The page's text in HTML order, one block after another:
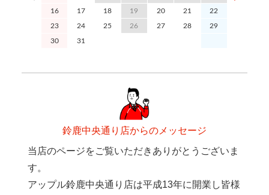
16 17 18 19 20 21 22
23 24 25 26 27 28 29
30 31
鈴鹿中央通り店からのメッセージ
当店のページをご覧いただきありがとうございま
す。
アップル鈴鹿中央通り店は平成13年に開業し皆様